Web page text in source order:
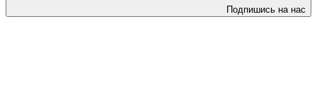
Подпишись на нас